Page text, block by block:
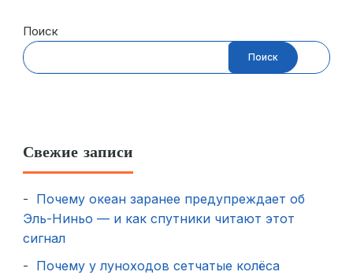
Поиск
Поиск
Свежие записи
Почему океан заранее предупреждает об
Эль-Ниньо — и как спутники читают этот
сигнал
Почему у луноходов сетчатые колёса